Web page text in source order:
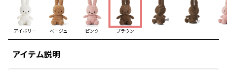
アイボリー ベージュ ピンク ブラウン
アイテム説明